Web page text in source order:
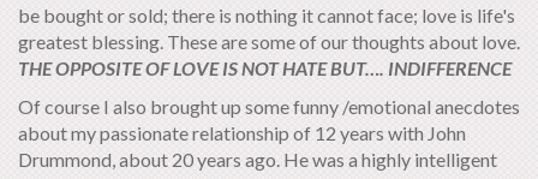
be bought or sold; there is nothing it cannot face; love is life's
greatest blessing. These are some of our thoughts about love.
THE OPPOSITE OF LOVE IS NOT HATE BUT…. INDIFFERENCE
Of course I also brought up some funny /emotional anecdotes
about my passionate relationship of 12 years with John
Drummond, about 20 years ago. He was a highly intelligent